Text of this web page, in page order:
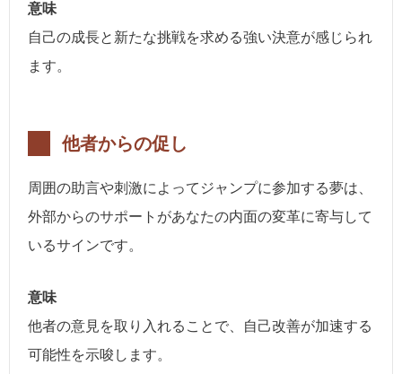
意味
自己の成長と新たな挑戦を求める強い決意が感じられ
ます。
他者からの促し
周囲の助言や刺激によってジャンプに参加する夢は、
外部からのサポートがあなたの内面の変革に寄与して
いるサインです。
意味
他者の意見を取り入れることで、自己改善が加速する
可能性を示唆します。